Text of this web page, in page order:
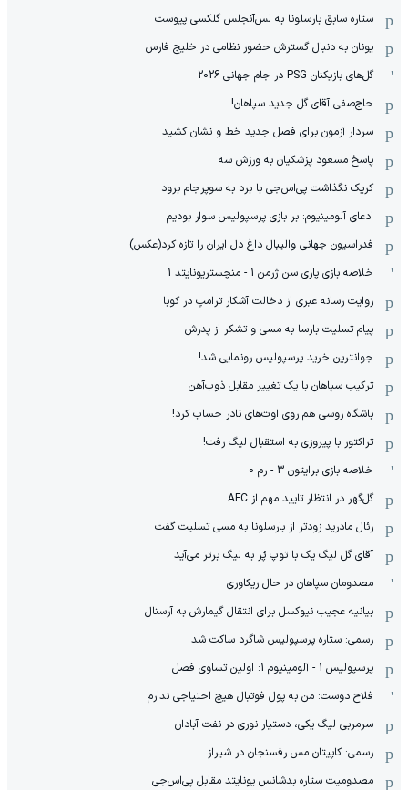
ستاره سابق بارسلونا به لس‌آنجلس گلکسی پیوست
یونان به دنبال گسترش حضور نظامی در خلیج فارس
گل‌های بازیکنان PSG در جام جهانی 2026
حاج‌صفی آقای گل جدید سپاهان!
سردار آزمون برای فصل جدید خط و نشان کشید
پاسخ مسعود پزشکیان به ورزش سه
کریک نگذاشت پی‌اس‌جی با برد به سوپرجام برود
ادعای آلومینیوم: بر بازی پرسپولیس سوار بودیم
فدراسیون جهانی والیبال داغ دل ایران را تازه کرد(عکس)
خلاصه بازی پاری سن ژرمن 1 - منچستریونایتد 1
روایت رسانه عبری از دخالت آشکار ترامپ در کوبا
پیام تسلیت بارسا به مسی و تشکر از پدرش
جوانترین خرید پرسپولیس رونمایی شد!
ترکیب سپاهان با یک تغییر مقابل ذوب‌آهن
باشگاه روسی هم روی اوت‌های نادر حساب کرد!
تراکتور با پیروزی به استقبال لیگ رفت!
خلاصه بازی برایتون 3 - رم 0
گل‌گهر در انتظار تایید مهم از ‌AFC
رئال مادرید زودتر از بارسلونا به مسی تسلیت گفت
آقای گل لیگ یک با توپ پُر به لیگ برتر می‌آید
مصدومان سپاهان در حال ریکاوری
بیانیه عجیب نیوکسل برای انتقال گیمارش به آرسنال
رسمی: ستاره پرسپولیس شاگرد ساکت شد
پرسپولیس 1 - آلومینیوم 1: اولین تساوی فصل
فلاح دوست: من به پول فوتبال هیچ احتیاجی ندارم
سرمربی لیگ یکی، دستیار نوری در نفت آبادان
رسمی: کاپیتان مس رفسنجان در شیراز
مصدومیت ستاره بدشانس یونایتد مقابل پی‌اس‌جی